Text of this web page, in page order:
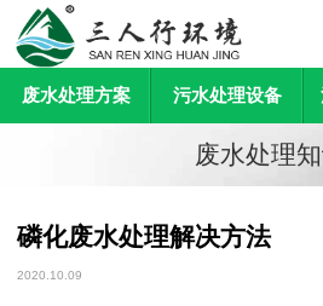
废水处理方案 污水处理设备
废水处理
磷化废水处理解决方法
2020.10.09